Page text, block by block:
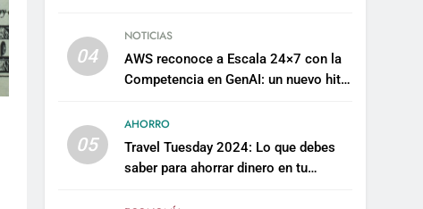
sostenible
04
NOTICIAS
AWS reconoce a Escala 24×7 con la
Competencia en GenAI: un nuevo hito
artificial empresarial
05
AHORRO
Travel Tuesday 2024: Lo que debes
saber para ahorrar dinero en tu